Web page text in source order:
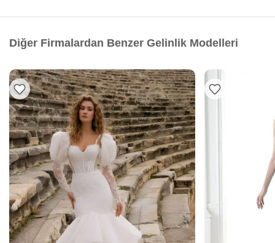
Diğer Firmalardan Benzer Gelinlik Modelleri